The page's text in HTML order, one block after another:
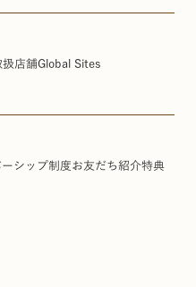
扱店舗Global Sites
ーシップ制度お友だち紹介特典